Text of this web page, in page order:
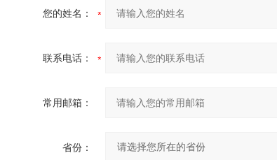
您的姓名：
联系电话：
常用邮箱：
省份：